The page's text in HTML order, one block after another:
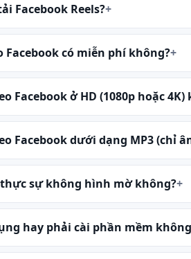
Facebook Reels?
Facebook có miễn phí không?
Facebook ở HD (1080p hoặc 4K)
Facebook dưới dạng MP3 (chỉ
thực sự không hình mờ không?
hay phải cài phần mềm